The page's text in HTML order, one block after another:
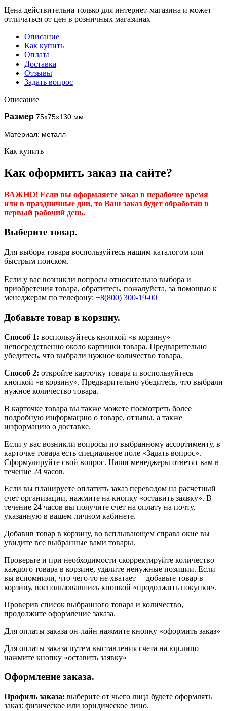
Цена действительна только для интернет-магазина и может
отличаться от цен в розничных магазинах
Описание
Как купить
Оплата
Доставка
Отзывы
Задать вопрос
Описание
Размер 75x75x130 мм
Материал: металл
Как купить
Как оформить заказ на сайте?
ВАЖНО! Если вы оформляете заказ в нерабочее время
или в праздничные дни, то Ваш заказ будет обработан в
первый рабочий день.
Выберите товар.
Для выбора товара воспользуйтесь нашим каталогом или
быстрым поиском.
Если у вас возникли вопросы относительно выбора и
приобретения товара, обратитесь, пожалуйста, за помощью к
менеджерам по телефону: +8(800) 300-19-00
Добавьте товар в корзину.
Способ 1: воспользуйтесь кнопкой «в корзину»
непосредственно около картинки товара. Предварительно
убедитесь, что выбрали нужное количество товара.
Способ 2: откройте карточку товара и воспользуйтесь
кнопкой «в корзину». Предварительно убедитесь, что выбрали
нужное количество товара.
В карточке товара вы также можете посмотреть более
подробную информацию о товаре, отзывы, а также
информацию о доставке.
Если у вас возникли вопросы по выбранному ассортименту, в
карточке товара есть специальное поле «Задать вопрос».
Сформулируйте свой вопрос. Наши менеджеры ответят вам в
течение 24 часов.
Если вы планируете оплатить заказ переводом на расчетный
счет организации, нажмите на кнопку «оставить заявку». В
течение 24 часов вы получите счет на оплату на почту,
указанную в вашем личном кабинете.
Добавив товар в корзину, во всплывающем справа окне вы
увидите все выбранные вами товары.
Проверьте и при необходимости скорректируйте количество
каждого товара в корзине, удалите ненужные позиции. Если
вы вспомнили, что чего-то не хватает – добавьте товар в
корзину, воспользовавшись кнопкой «продолжить покупки».
Проверив список выбранного товара и количество,
продолжите оформление заказа.
Для оплаты заказа он-лайн нажмите кнопку «оформить заказ»
Для оплаты заказа путем выставления счета на юр.лицо
нажмите кнопку «оставить заявку»
Оформление заказа.
Профиль заказа: выберите от чьего лица будете оформлять
заказ: физическое или юридическое лицо.